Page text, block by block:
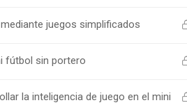
juegos simplificados
fútbol sin portero
la inteligencia de juego en el mini